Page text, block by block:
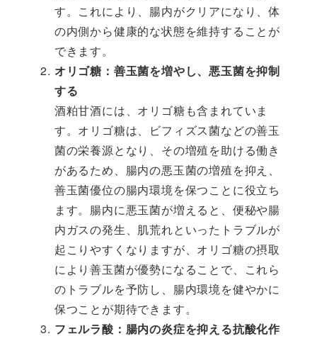
す。これにより、腸内がクリアになり、体
の内側から健康的な状態を維持することが
できます。
オリゴ糖：善玉菌を増やし、悪玉菌を抑制
する
酒粕甘酒には、オリゴ糖も含まれていま
す。オリゴ糖は、ビフィズス菌などの善玉
菌の栄養源となり、その増殖を助ける働き
があるため、腸内の悪玉菌の増殖を抑え、
善玉菌優位の腸内環境を保つことに役立ち
ます。腸内に悪玉菌が増えると、便秘や腸
内ガスの発生、肌荒れといったトラブルが
起こりやすくなりますが、オリゴ糖の摂取
により善玉菌が優勢になることで、これら
のトラブルを予防し、腸内環境を健やかに
保つことが期待できます。
フェルラ酸：腸内の炎症を抑える抗酸化作